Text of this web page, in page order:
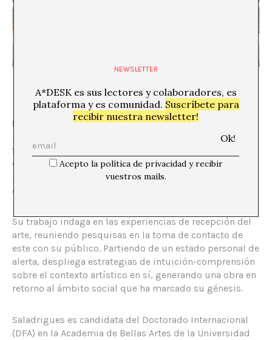
Mireia c. Saladrigueses artista e investigadora, o más
bien, artista–investigadora.
Sus proyectos se construyen desde amplios procesos
de indagación a la vez que las particulares
metodologías de investigación se basan en la práctica
artística.
Su trabajo indaga en las experiencias de recepción del
arte, reuniendo pesquisas en la toma de contacto de
este con su público. Partiendo de un estado personal de
alerta, despliega estrategias de intuición-comprensión
sobre el contexto artístico en sí, generando una obra en
retorno al ámbito social que ha marcado su génesis.
Saladrigues es candidata del Doctorado Internacional
(DFA) en la Academia de Bellas Artes de la Universidad
NEWSLETTER
A*DESK es sus lectores y colaboradores, es
plataforma y es comunidad. Suscríbete para
recibir nuestra newsletter!
Acepto la política de privacidad y recibir
vuestros mails.